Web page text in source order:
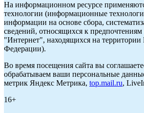
На информационном ресурсе
технологии (информационные
информации на основе сбора,
сведений, относящихся к предпочтениям
"Интернет", находящихся на территории
Федерации).
Во время посещения сайта вы
обрабатываем ваши персональные
метрик Яндекс Метрика, top.mail.ru,
16+